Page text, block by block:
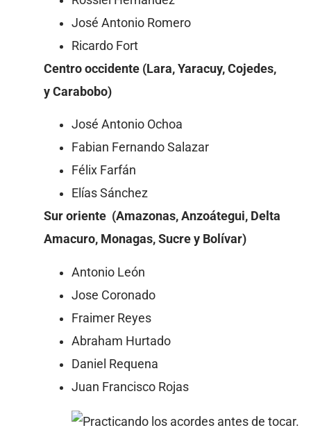
José Antonio Romero
Ricardo Fort
Centro occidente (Lara, Yaracuy, Cojedes,
y Carabobo)
José Antonio Ochoa
Fabian Fernando Salazar
Félix Farfán
Elías Sánchez
Sur oriente (Amazonas, Anzoátegui, Delta
Amacuro, Monagas, Sucre y Bolívar)
Antonio León
Jose Coronado
Fraimer Reyes
Abraham Hurtado
Daniel Requena
Juan Francisco Rojas